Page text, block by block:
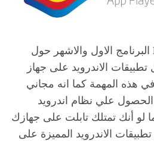
البرنامج الاول والاشهر حول
الاندرويد على جهاز
هذه المهمة كما انه مجاني
علي نظام اندرويد
لو أنك تمتلك تابلت على جهازك
الاندرويد المميزة على